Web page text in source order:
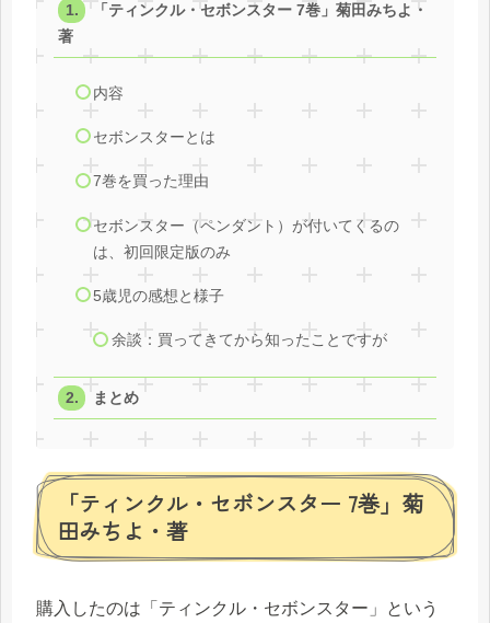
「ティンクル・セボンスター 7巻」菊田みちよ・
著
内容
セボンスターとは
7巻を買った理由
セボンスター（ペンダント）が付いてくるの
は、初回限定版のみ
5歳児の感想と様子
余談：買ってきてから知ったことですが
まとめ
「ティンクル・セボンスター 7巻」菊
田みちよ・著
購入したのは「ティンクル・セボンスター」という